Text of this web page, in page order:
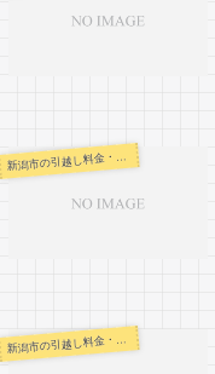
新 潟市の引越し料金・代金相場・見積り情報
新 潟市の引越し料金・代金相場・見積り情報